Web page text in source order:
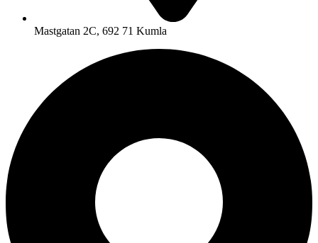
Mastgatan 2C, 692 71 Kumla